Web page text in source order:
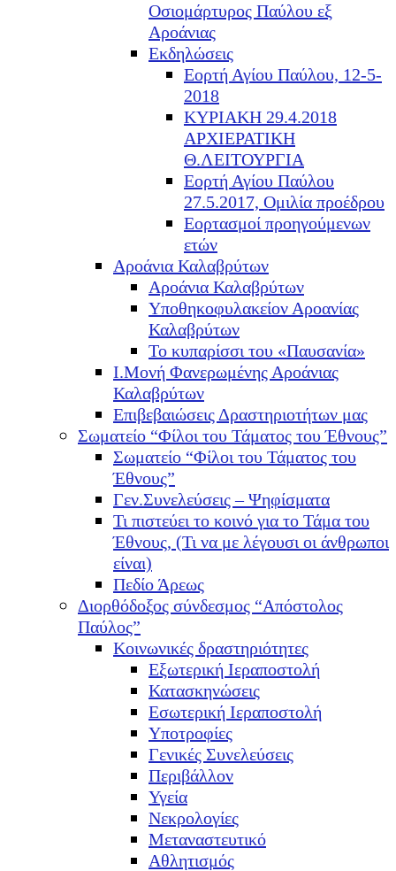
Οσιομάρτυρος Παύλου εξ
Αροάνιας
Εκδηλώσεις
Εορτή Αγίου Παύλου, 12-5-
2018
ΚΥΡΙΑΚΗ 29.4.2018
ΑΡΧΙΕΡΑΤΙΚΗ
Θ.ΛΕΙΤΟΥΡΓΙΑ
Εορτή Αγίου Παύλου
27.5.2017, Ομιλία προέδρου
Εορτασμοί προηγούμενων
ετών
Αροάνια Καλαβρύτων
Αροάνια Καλαβρύτων
Υποθηκοφυλακείον Αροανίας
Καλαβρύτων
Το κυπαρίσσι του «Παυσανία»
Ι.Μονή Φανερωμένης Αροάνιας
Καλαβρύτων
Επιβεβαιώσεις Δραστηριοτήτων μας
Σωματείο “Φίλοι του Τάματος του Έθνους”
Σωματείο “Φίλοι του Τάματος του
Έθνους”
Γεν.Συνελεύσεις – Ψηφίσματα
Τι πιστεύει το κοινό για το Τάμα του
Έθνους, (Τι να με λέγουσι οι άνθρωποι
είναι)
Πεδίο Άρεως
Διορθόδοξος σύνδεσμος “Απόστολος
Παύλος”
Κοινωνικές δραστηριότητες
Εξωτερική Ιεραποστολή
Κατασκηνώσεις
Εσωτερική Ιεραποστολή
Υποτροφίες
Γενικές Συνελεύσεις
Περιβάλλον
Υγεία
Νεκρολογίες
Μεταναστευτικό
Αθλητισμός